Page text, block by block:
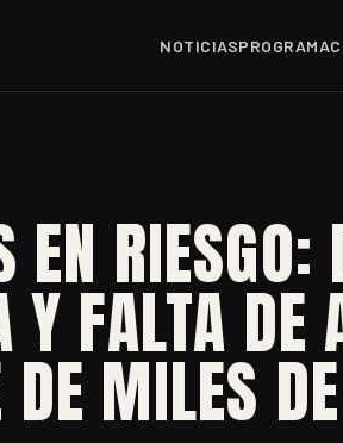
NOTICIAS
EN RIESGO:
Y FALTA
DE MILES